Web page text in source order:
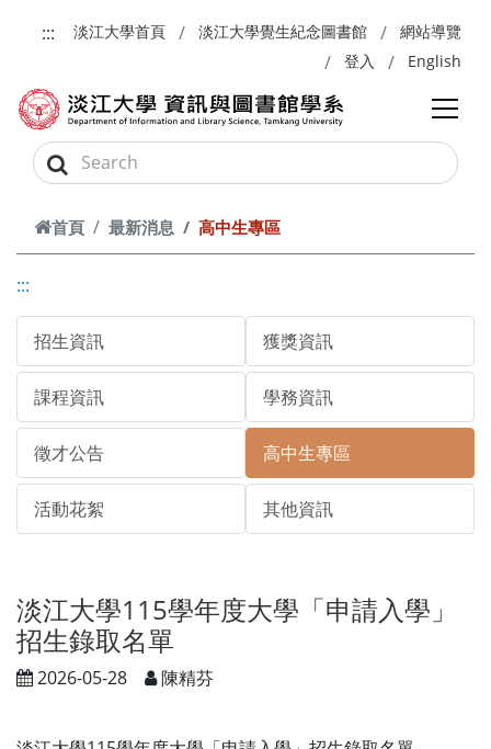
:::
淡江大學首頁 淡江大學覺生紀念圖書館
網站導覽
登入
English
首頁 最新消息 高中生專區
:::
招生資訊 獲獎資訊
課程資訊 學務資訊
徵才公告 高中生專區
活動花絮 其他資訊
淡江大學115學年度大學「申請入學」
招生錄取名單
2026-05-28 陳精芬